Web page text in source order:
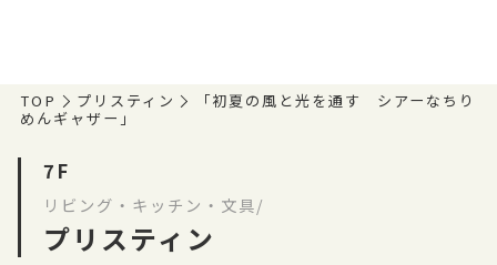
TOP プリスティン
「初夏の風と光を通す シアーなちり
めんギャザー」
7F
リビング・キッチン・文具/
プリスティン